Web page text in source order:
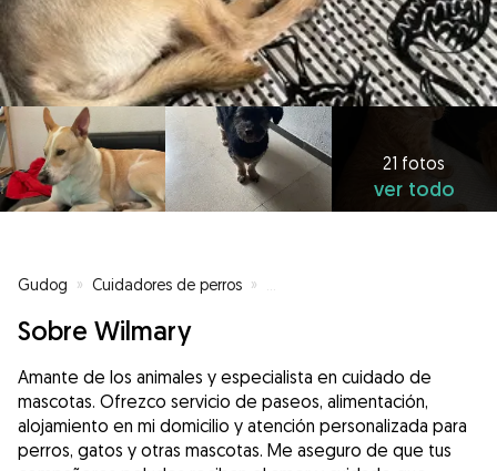
21 fotos
ver todo
Gudog » Cuidadores de perros »
Sobre Wilmary
Amante de los animales y especialista en cuidado de
mascotas. Ofrezco servicio de paseos, alimentación,
alojamiento en mi domicilio y atención personalizada para
perros, gatos y otras mascotas. Me aseguro de que tus